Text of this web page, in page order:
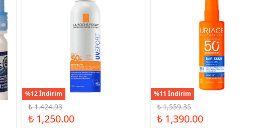
%12 İndirim
₺ 1,424.93
₺ 1,250.00
%11 İndirim
₺ 1,559.35
₺ 1,390.00